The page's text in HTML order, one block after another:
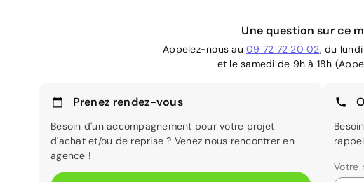
Une question sur ce
Appelez-nous au 09 72 72 20 02, du
et le samedi de 9h à 18h
Prenez rendez-vous
Besoin d'un accompagnement pour votre projet
d'achat et/ou de reprise ? Venez nous rencontrer en
agence !
Votre